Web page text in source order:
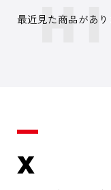
最近見た商品があり
X